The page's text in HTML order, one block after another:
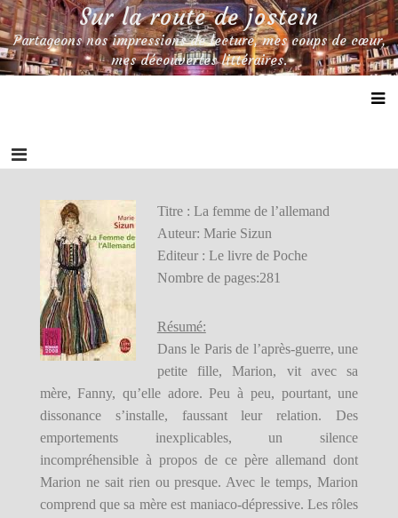
Skip
to
content
Sur la route de jostein
Partageons nos impressions de lecture, mes coups de cœur,
mes découvertes littéraires.
Titre : La femme de l’allemand
Auteur: Marie Sizun
Editeur : Le livre de Poche
Nombre de pages:281
Résumé:
Dans le Paris de l’après-guerre, une
petite fille, Marion, vit avec sa
mère, Fanny, qu’elle adore. Peu à peu, pourtant, une
dissonance s’installe, faussant leur relation. Des
emportements inexplicables, un silence
incompréhensible à propos de ce père allemand dont
Marion ne sait rien ou presque. Avec le temps, Marion
comprend que sa mère est maniaco-dépressive. Les rôles